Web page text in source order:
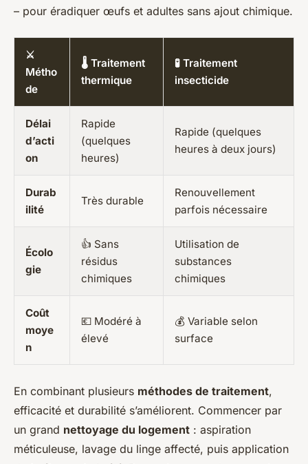
– pour éradiquer œufs et adultes sans ajout chimique.
⚔️
Métho
de
🌡 Traitement
thermique
🧪 Traitement
insecticide
Délai
d’acti
on
Rapide
(quelques
heures)
Rapide (quelques
heures à deux jours)
Durab
ilité
Très durable
Renouvellement
parfois nécessaire
Écolo
gie
👍 Sans
résidus
chimiques
Utilisation de
substances
chimiques
Coût
moye
n
💶 Modéré à
élevé
💰 Variable selon
surface
En combinant plusieurs méthodes de traitement,
efficacité et durabilité s’améliorent. Commencer par
un grand nettoyage du logement : aspiration
méticuleuse, lavage du linge affecté, puis application